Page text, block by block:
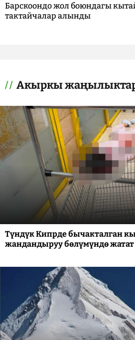
Барскоондо жол боюндагы
тактайчалар алынды
Акыркы
Түндүк Кипрде бычакталган
жандандыруу бөлүмүндө жатат